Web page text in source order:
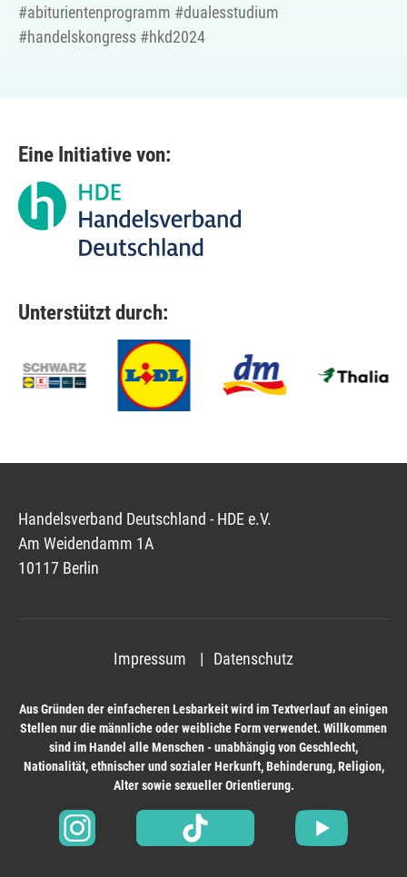
#abiturientenprogramm #dualesstudium
#handelskongress #hkd2024
Eine Initiative von:
Unterstützt durch:
Handelsverband Deutschland - HDE e.V.
Am Weidendamm 1A
10117 Berlin
Aus Gründen der einfacheren Lesbarkeit wird im Textverlauf an einigen
Stellen nur die männliche oder weibliche Form verwendet. Willkommen
sind im Handel alle Menschen - unabhängig von Geschlecht,
Nationalität, ethnischer und sozialer Herkunft, Behinderung, Religion,
Alter sowie sexueller Orientierung.
Impressum Datenschutz